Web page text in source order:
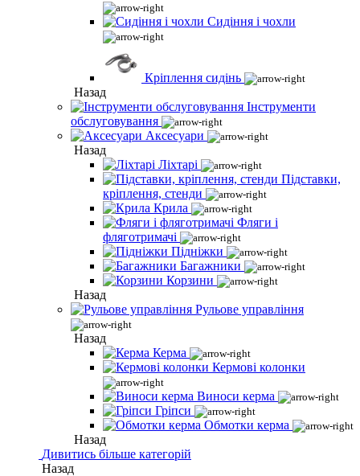
Сидіння і чохли
Кріплення сидінь
Назад
Інструменти
обслуговування
Аксесуари
Назад
Ліхтарі
Підставки,
кріплення, стенди
Крила
Фляги і
фляготримачі
Підніжки
Багажники
Корзини
Назад
Рульове управління
Назад
Керма
Кермові колонки
Виноси керма
Гріпси
Обмотки керма
Назад
Дивитись більше категорій
Назад